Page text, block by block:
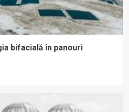
bifacială în panouri